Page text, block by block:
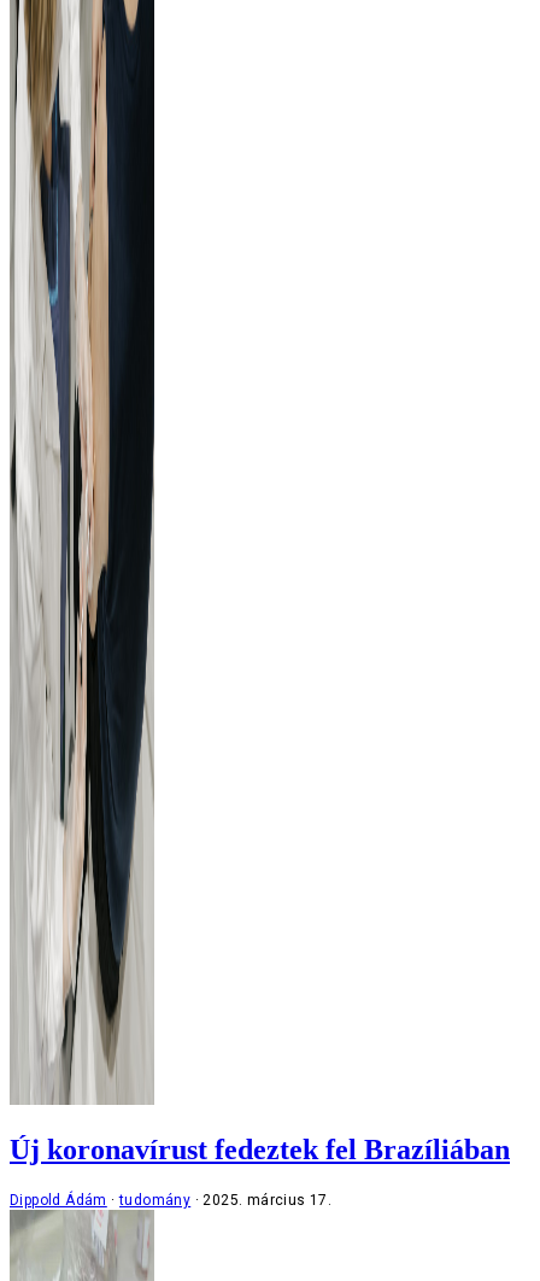
Új koronavírust fedeztek fel Brazíliában
Dippold Ádám tudomány 2025. március 17.